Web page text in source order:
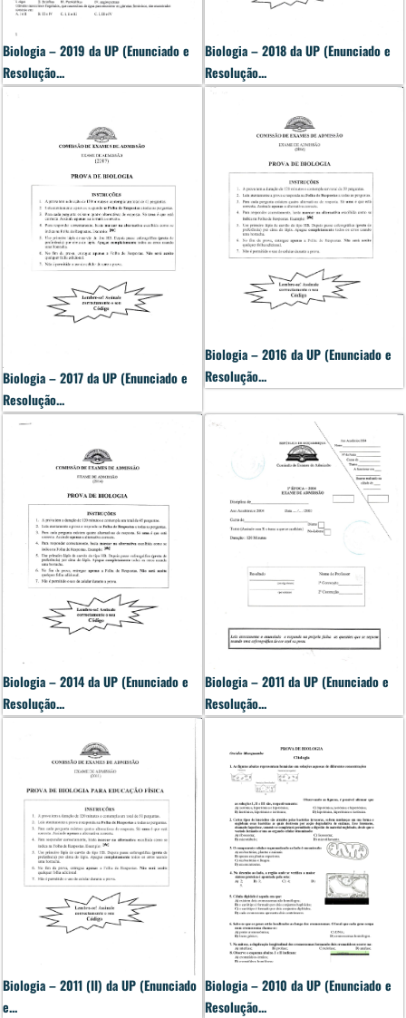
Biologia – 2019 da UP (Enunciado e
Resolução...
Biologia – 2018 da UP (Enunciado e
Resolução...
Biologia – 2017 da UP (Enunciado e
Resolução...
Biologia – 2016 da UP (Enunciado e
Resolução...
Biologia – 2014 da UP (Enunciado e
Resolução...
Biologia – 2011 da UP (Enunciado e
Resolução...
Biologia – 2011 (II) da UP (Enunciado
e...
Biologia – 2010 da UP (Enunciado e
Resolução...